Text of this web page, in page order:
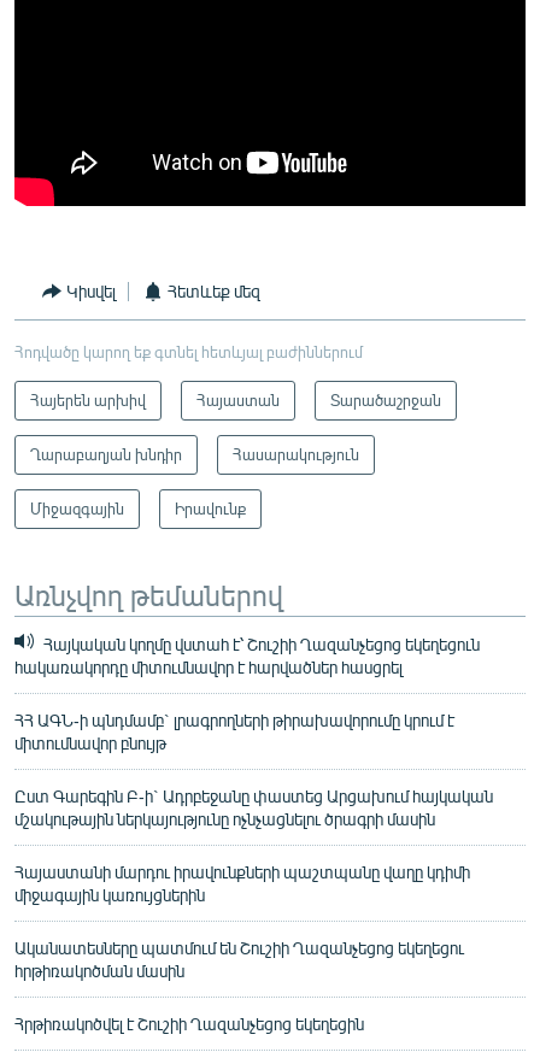
Կիսվել Հետևեք մեզ
Հոդվածը կարող եք գտնել հետևյալ բաժիններում
Հայերեն արխիվ Հայաստան Տարածաշրջան
Ղարաբաղյան խնդիր Հասարակություն
Միջազգային Իրավունք
Առնչվող թեմաներով
Հայկական կողմը վստահ է՝ Շուշիի Ղազանչեցոց եկեղեցուն
հակառակորդը միտումնավոր է հարվածներ հասցրել
ՀՀ ԱԳՆ-ի պնդմամբ` լրագրողների թիրախավորումը կրում է
միտումնավոր բնույթ
Ըստ Գարեգին Բ-ի` Ադրբեջանը փաստեց Արցախում հայկական
մշակութային ներկայությունը ոչնչացնելու ծրագրի մասին
Հայաստանի մարդու իրավունքների պաշտպանը վաղը կդիմի
միջագային կառույցներին
Ականատեսները պատմում են Շուշիի Ղազանչեցոց եկեղեցու
հրթիռակոծման մասին
Հրթիռակոծվել է Շուշիի Ղազանչեցոց եկեղեցին